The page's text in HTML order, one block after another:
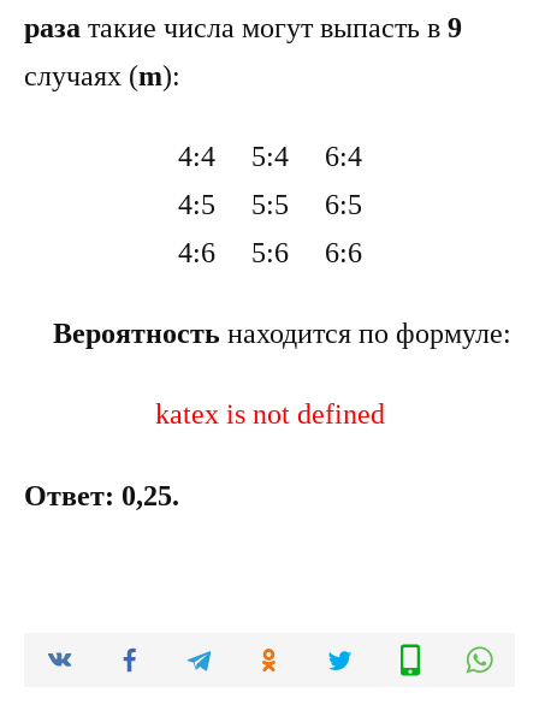
раза такие числа могут выпасть в 9
случаях (m):
4:4 5:4 6:4
4:5 5:5 6:5
4:6 5:6 6:6
Вероятность находится по формуле:
katex is not defined
Ответ: 0,25.